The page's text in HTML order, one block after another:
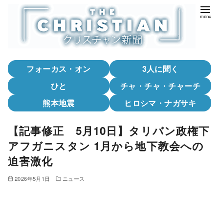
フォーカス・オン
3人に聞く
ひと
チャ・チャ・チャーチ
熊本地震
ヒロシマ・ナガサキ
【記事修正 5月10日】タリバン政権下
アフガニスタン 1月から地下教会への
迫害激化
2026年5月1日 ニュース